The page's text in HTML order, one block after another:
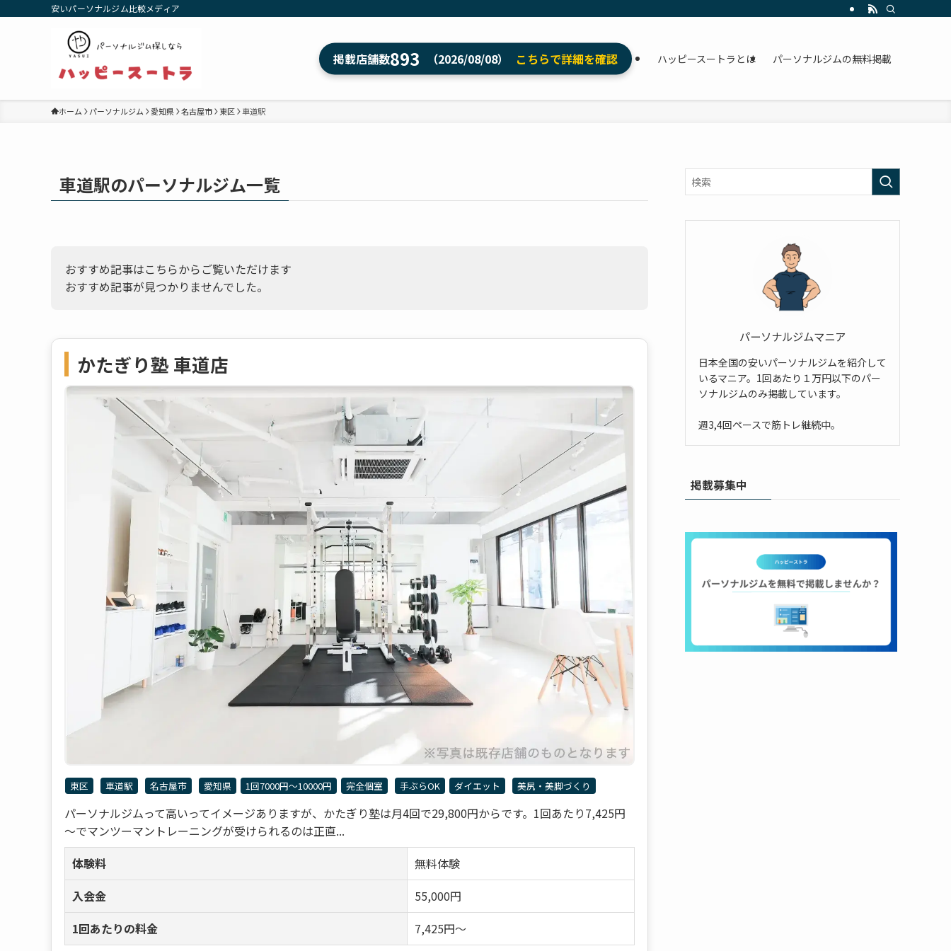
安いパーソナルジム比較メディア
ハッピースートラとは パーソナルジムの無料掲載
掲載店舗数893 （2026/08/08） こちらで詳細を確認
ホーム パーソナルジム 愛知県 名古屋市 東区 車道駅
車道駅のパーソナルジム一覧
おすすめ記事はこちらからご覧いただけます
おすすめ記事が見つかりませんでした。
かたぎり塾 車道店
東区 車道駅 名古屋市 愛知県 1回7000円〜10000円 完全個室 手ぶらOK ダイエット 美尻・美脚づくり
パーソナルジムって高いってイメージありますが、かたぎり塾は月4回で29,800円からです。1回あたり7,425円
～でマンツーマントレーニングが受けられるのは正直...
体験料
無料体験
入会金
55,000円
1回あたりの料金
7,425円～
パーソナルジムマニア
日本全国の安いパーソナルジムを紹介して
いるマニア。1回あたり１万円以下のパー
ソナルジムのみ掲載しています。
週3,4回ペースで筋トレ継続中。
掲載募集中